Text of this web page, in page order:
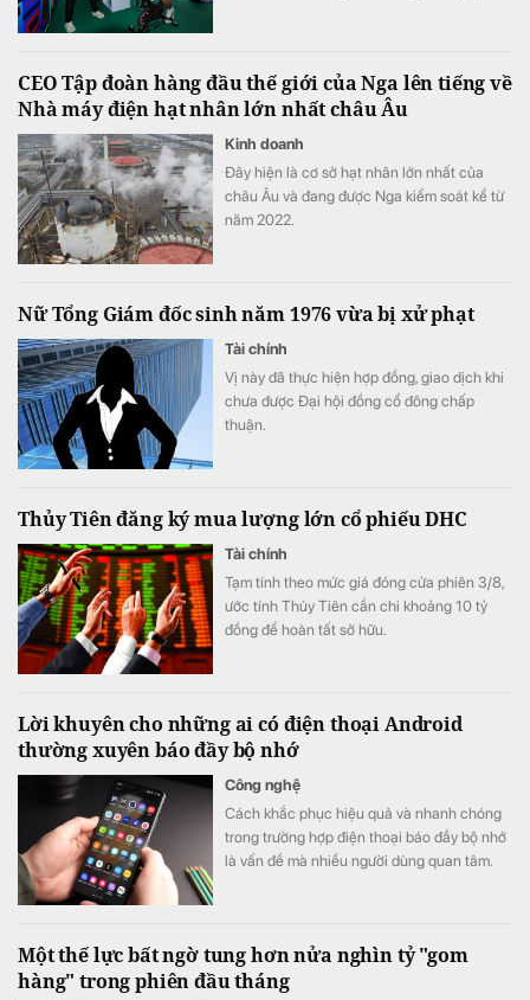
Invest.
CEO Tập đoàn hàng đầu thế giới của Nga lên tiếng về
Nhà máy điện hạt nhân lớn nhất châu Âu
Kinh doanh
Đây hiện là cơ sở hạt nhân lớn nhất của
châu Âu và đang được Nga kiểm soát kể từ
năm 2022.
Nữ Tổng Giám đốc sinh năm 1976 vừa bị xử phạt
Tài chính
Vị này đã thực hiện hợp đồng, giao dịch khi
chưa được Đại hội đồng cổ đông chấp
thuận.
Thủy Tiên đăng ký mua lượng lớn cổ phiếu DHC
Tài chính
Tạm tính theo mức giá đóng cửa phiên 3/8,
ước tính Thủy Tiên cần chi khoảng 10 tỷ
đồng để hoàn tất sở hữu.
Lời khuyên cho những ai có điện thoại Android
thường xuyên báo đầy bộ nhớ
Công nghệ
Cách khắc phục hiệu quả và nhanh chóng
trong trường hợp điện thoại báo đầy bộ nhớ
là vấn đề mà nhiều người dùng quan tâm.
Một thế lực bất ngờ tung hơn nửa nghìn tỷ "gom
hàng" trong phiên đầu tháng